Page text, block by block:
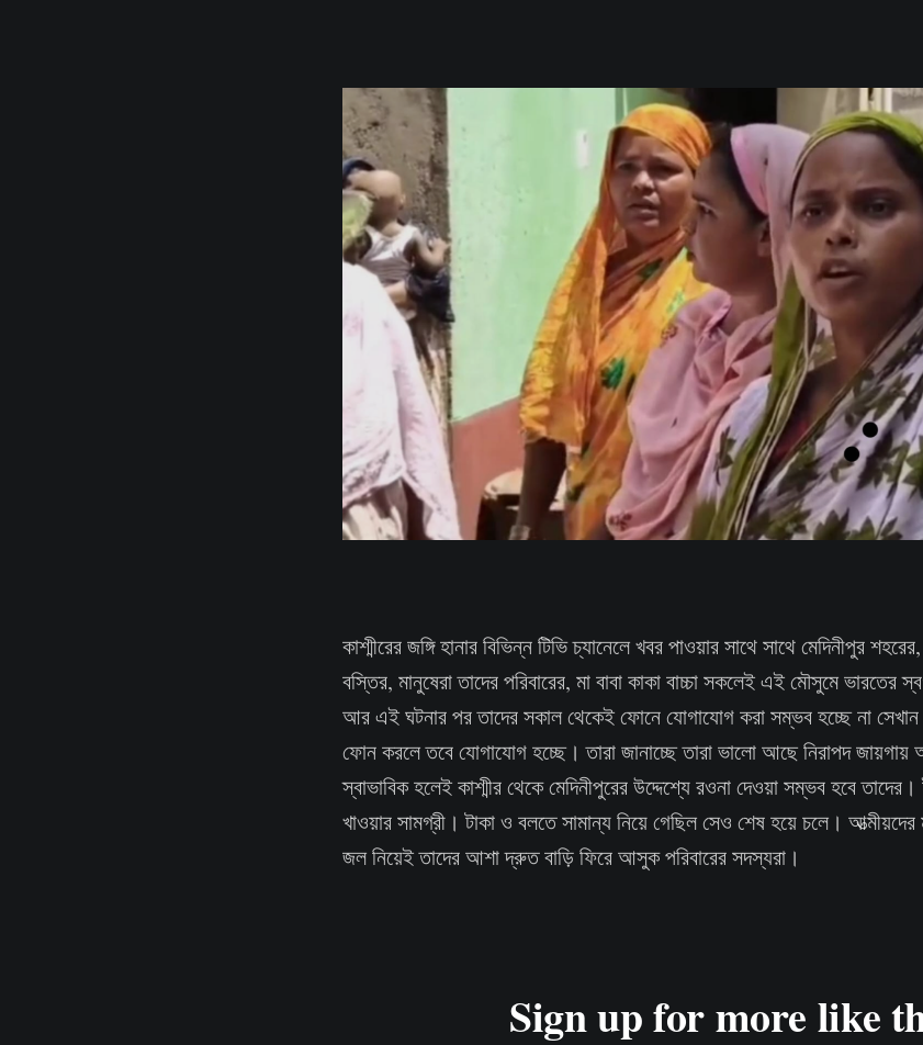
কাশ্মীরের জঙ্গি হানার বিভিন্ন টিভি চ্যানেলে খবর পাওয়ার সাথে সাথে মেদিনীপুর
বস্তির, মানুষেরা তাদের পরিবারের, মা বাবা কাকা বাচ্চা সকলেই এই মৌসুমে ভারতের
আর এই ঘটনার পর তাদের সকাল থেকেই ফোনে যোগাযোগ করা সম্ভব হচ্ছে না সেখান
ফোন করলে তবে যোগাযোগ হচ্ছে। তারা জানাচ্ছে তারা ভালো আছে নিরাপদ জায়গায়
স্বাভাবিক হলেই কাশ্মীর থেকে মেদিনীপুরের উদ্দেশ্যে রওনা দেওয়া সম্ভব হবে
খাওয়ার সামগ্রী। টাকা ও বলতে সামান্য নিয়ে গেছিল সেও শেষ হয়ে চলে।
জল নিয়েই তাদের আশা দ্রুত বাড়ি ফিরে আসুক পরিবারের সদস্যরা।
Sign up for more like